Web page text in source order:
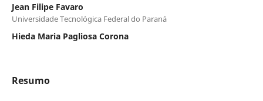
Jean Filipe Favaro
Universidade Tecnológica Federal do Paraná
Hieda Maria Pagliosa Corona
Resumo